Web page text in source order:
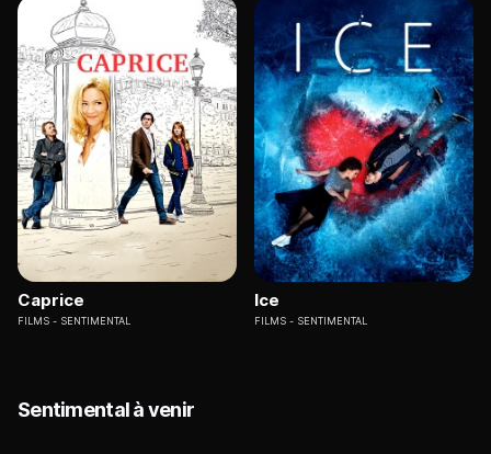
Caprice
FILMS SENTIMENTAL
Ice
FILMS SENTIMENTAL
Sentimental à venir